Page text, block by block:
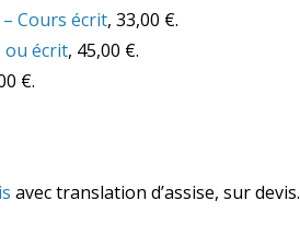
Cours écrit, 33,00 €.
ou écrit, 45,00 €.
€.
avec translation d’assise, sur devis.